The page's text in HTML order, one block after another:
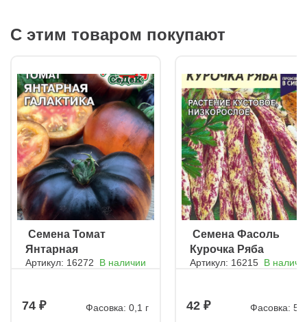
С этим товаром покупают
ㅤ Семена Томат
Янтарная
галактика
Артикул: 16272 В наличии
74 Фасовка: 0,1 г
ㅤ Семена Фасоль
Курочка Ряба
Артикул: 16215 В
42 Фасовка: 5 г